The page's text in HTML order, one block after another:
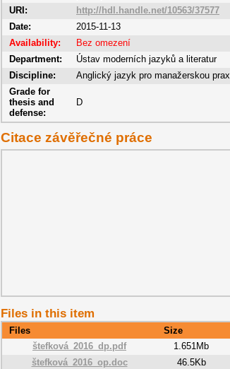
URI:
http://hdl.handle.net/10563/37577
Date:
2015-11-13
Availability:
Bez omezení
Department:
Ústav moderních jazyků a literatur
Discipline:
Anglický jazyk pro manažerskou
Grade for
thesis and
defense:
D
Citace závěřečné práce
Files in this item
Files Size
štefková_2016_dp.pdf
1.651Mb
štefková_2016_op.doc
46.5Kb